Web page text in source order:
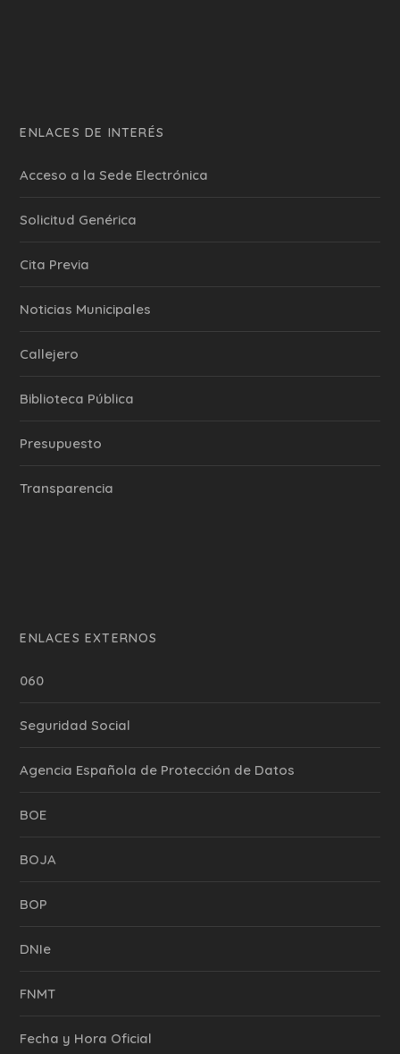
ENLACES DE INTERÉS
Acceso a la Sede Electrónica
Solicitud Genérica
Cita Previa
‎Noticias Municipales
Callejero
Biblioteca Pública
Presupuesto
Transparencia
ENLACES EXTERNOS
060
Seguridad Social
Agencia Española de Protección de Datos
BOE
BOJA
BOP
DNIe
FNMT
Fecha y Hora Oficial